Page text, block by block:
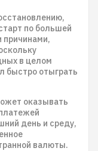
по большей
причинами,
в целом
быстро отыграть
оказывать
день и среду,
валюты.